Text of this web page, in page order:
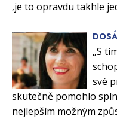
‚je to opravdu takhle
„S
své
skutečně pomohlo
nejlepším možným